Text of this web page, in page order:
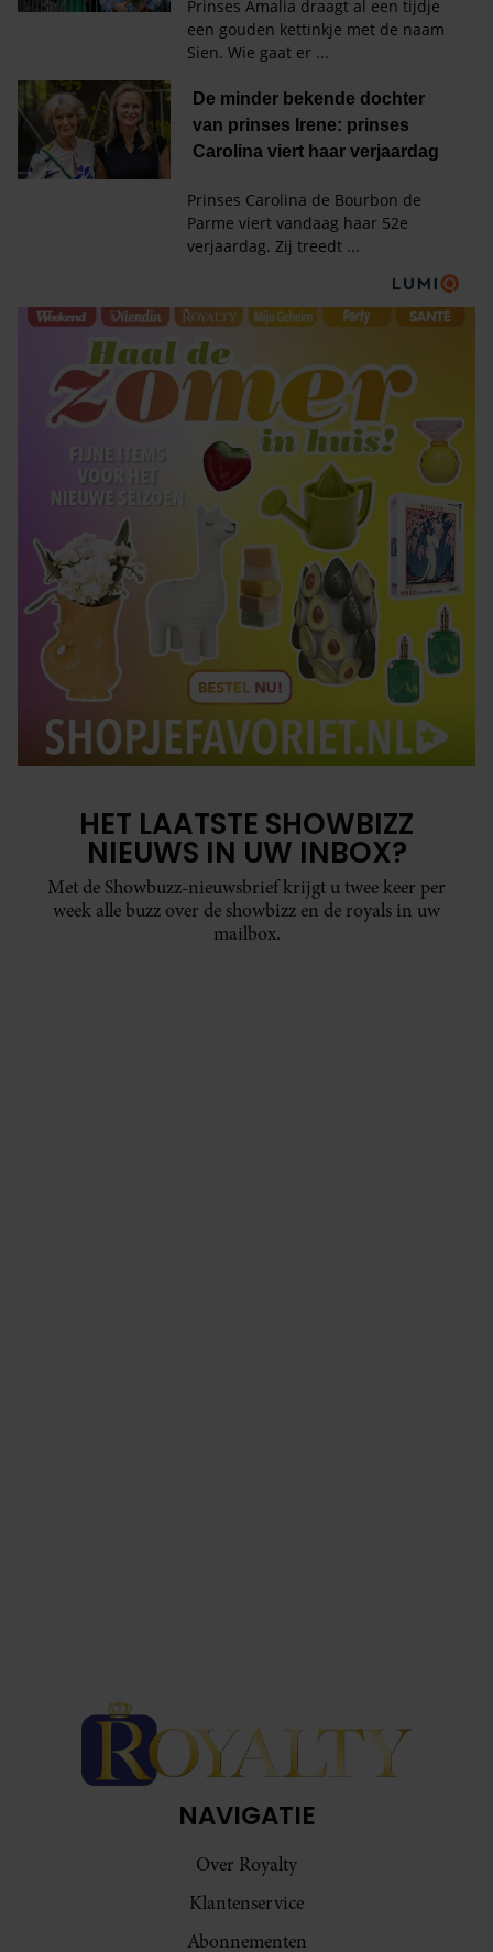
HET LAATSTE SHOWBIZZ
NIEUWS IN UW INBOX?
Met de Showbuzz-nieuwsbrief krijgt u twee keer per
week alle buzz over de showbizz en de royals in uw
mailbox.
NAVIGATIE
Over Royalty
Klantenservice
Abonnementen